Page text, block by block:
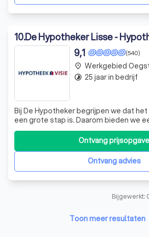
10.De Hypotheker Lisse -
(540)
9,1
Bij De Hypotheker begrijpen we dat het
een grote stap is. Daarom bieden we
pakket aan verzekeringen aan,
huiseigenaren. Ons All In Woonpakket
inboedel- en
onder één dak. We bieden een g
Ontvang advies
Ontvang prijsopgave
place Werkgebied
timelapse 25 jaar in bedrijf
Bijgewerkt:
Toon meer resultaten